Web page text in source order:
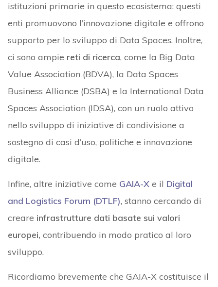
istituzioni primarie in questo ecosistema: questi
enti promuovono l’innovazione digitale e offrono
supporto per lo sviluppo di Data Spaces. Inoltre,
ci sono ampie reti di ricerca, come la Big Data
Value Association (BDVA), la Data Spaces
Business Alliance (DSBA) e la International Data
Spaces Association (IDSA), con un ruolo attivo
nello sviluppo di iniziative di condivisione a
sostegno di casi d’uso, politiche e innovazione
digitale.
Infine, altre iniziative come GAIA-Xe il Digital
and Logistics Forum (DTLF), stanno cercando di
creare infrastrutture dati basate sui valori
europei, contribuendo in modo pratico al loro
sviluppo.
Ricordiamo brevemente che GAIA-X costituisce il